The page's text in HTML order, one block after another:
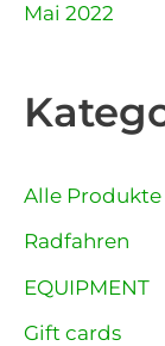
Mai 2022
Alle Produkte
Radfahren
EQUIPMENT
Gift cards